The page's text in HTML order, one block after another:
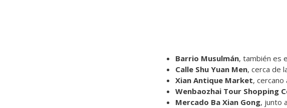
Barrio Musulmán, también es
Calle Shu Yuan Men, cerca de
Xian Antique Market, cercano
Wenbaozhai Tour Shopping
Mercado Ba Xian Gong, junto